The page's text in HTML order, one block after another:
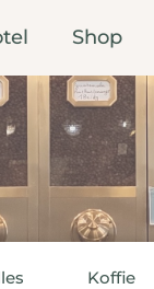
Shop
Koffie